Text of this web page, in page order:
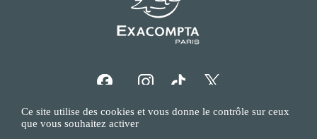
Ce site utilise des cookies et vous donne le contrôle sur ceux
que vous souhaitez activer